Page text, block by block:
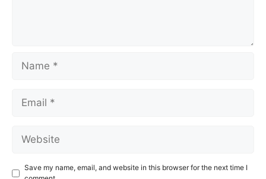
Name
Email
Website
Save my name, email, and website in this browser for the next time I